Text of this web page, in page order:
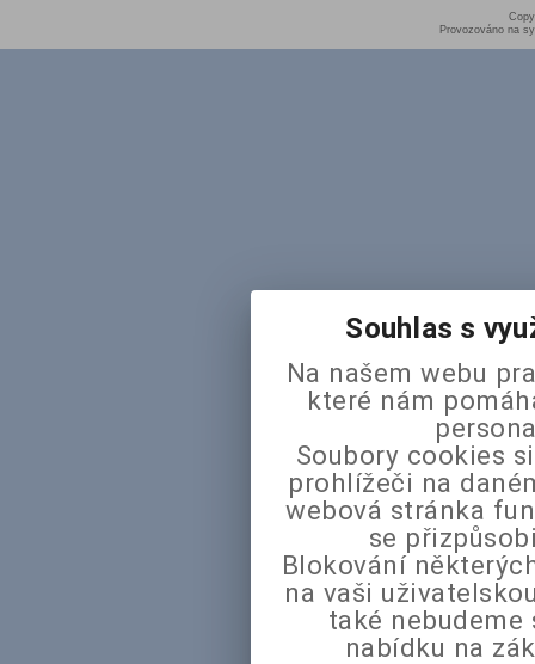
Provozováno na
Souhlas s
Na našem webu
které nám
Soubory cookies
prohlížeči na
webová stránka
se
Blokování
na vaši
také
nabídku na